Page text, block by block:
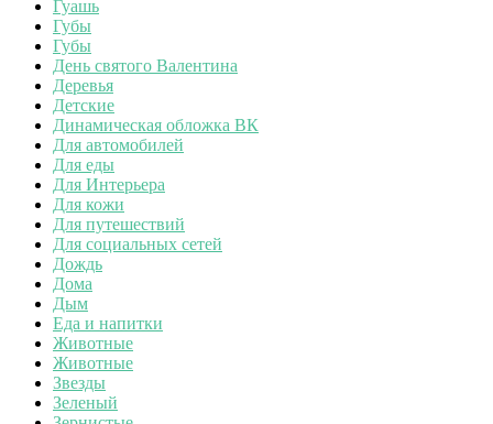
Гуашь
Губы
Губы
День святого Валентина
Деревья
Детские
Динамическая обложка ВК
Для автомобилей
Для еды
Для Интерьера
Для кожи
Для путешествий
Для социальных сетей
Дождь
Дома
Дым
Еда и напитки
Животные
Животные
Звезды
Зеленый